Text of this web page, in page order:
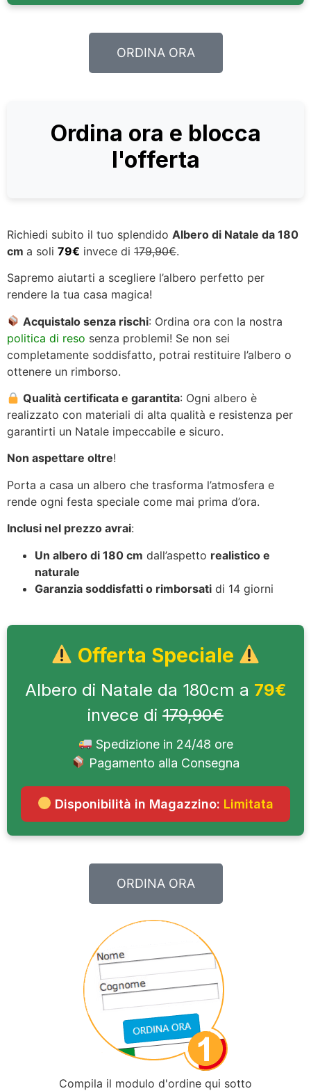
ORDINA ORA
Ordina ora e blocca
l'offerta
Richiedi subito il tuo splendido Albero di Natale da 180
cm a soli 79€ invece di 179,90€.
Sapremo aiutarti a scegliere l’albero perfetto per
rendere la tua casa magica!
Acquistalo senza rischi: Ordina ora con la nostra
politica di reso senza problemi! Se non sei
completamente soddisfatto, potrai restituire l’albero o
ottenere un rimborso.
Qualità certificata e garantita: Ogni albero è
realizzato con materiali di alta qualità e resistenza per
garantirti un Natale impeccabile e sicuro.
Non aspettare oltre!
Porta a casa un albero che trasforma l’atmosfera e
rende ogni festa speciale come mai prima d’ora.
Inclusi nel prezzo avrai:
Un albero di 180 cm dall’aspetto realistico e
naturale
Garanzia soddisfatti o rimborsati di 14 giorni
Offerta Speciale
Albero di Natale da 180cm a 79€
invece di 179,90€
Spedizione in 24/48 ore
Pagamento alla Consegna
Disponibilità in Magazzino: Limitata
ORDINA ORA
Compila il modulo d'ordine qui sotto